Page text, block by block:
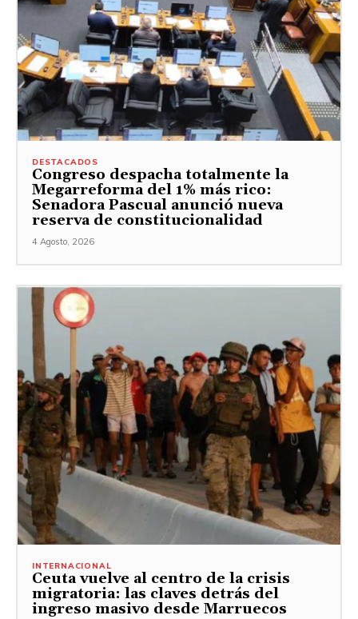
DESTACADOS
Congreso despacha totalmente la
Megarreforma del 1% más rico:
Senadora Pascual anunció nueva
reserva de constitucionalidad
4 Agosto, 2026
INTERNACIONAL
Ceuta vuelve al centro de la crisis
migratoria: las claves detrás del
ingreso masivo desde Marruecos